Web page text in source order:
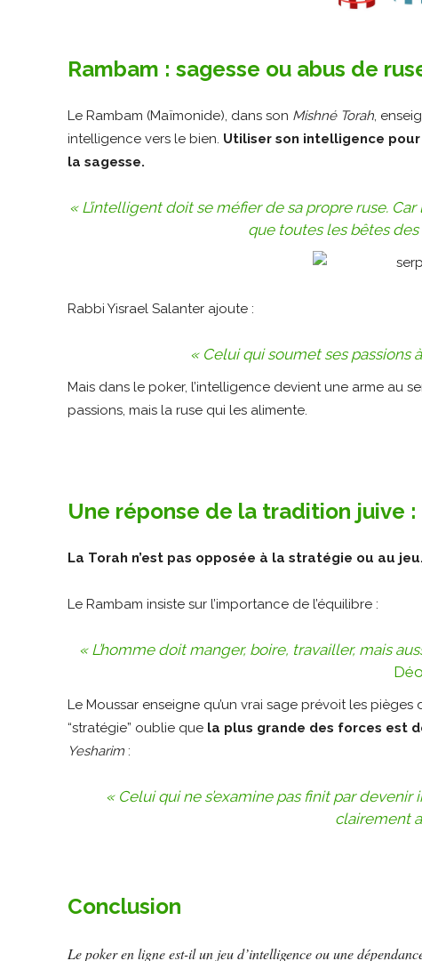
Rambam : sagesse ou abus de
Le Rambam (Maïmonide), dans son Mishné Torah,
intelligence vers le bien. Utiliser son intelligence
la sagesse.
« L’intelligent doit se méfier de sa propre ruse.
que toutes les bêtes des
Rabbi Yisrael Salanter ajoute :
« Celui qui soumet ses passions
Mais dans le poker, l’intelligence devient une arme au
passions, mais la ruse qui les alimente.
Une réponse de la tradition juive
La Torah n’est pas opposée à la stratégie ou au
Le Rambam insiste sur l’importance de l’équilibre :
« L’homme doit manger, boire, travailler, mais
Le Moussar enseigne qu’un vrai sage prévoit les pièges
“stratégie” oublie que la plus grande des forces est
Yesharim :
« Celui qui ne s’examine pas finit par
clairement
Conclusion
Le poker en ligne est-il un jeu d’intelligence ou une